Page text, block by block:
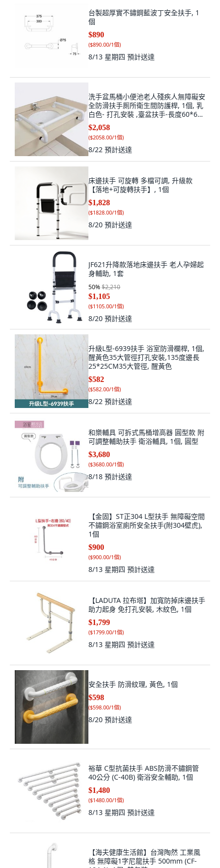
個
$890
($890.00/1個
8/13 星期四
全防滑扶手厠所衛生間防護桿, 1個, 乳
白色- 打孔安裝 ,臺盆扶手-長度60*68
懸掛固定, 乳白色
$2,058
($2058.00/1個
8/22預計送達
【落地+可旋轉扶手】, 1個
$1,828
($1828.00/1個
8/20預計送達
身輔助, 1套
50% $2,210
$1,105
($1105.00/1個
8/20預計送達
醒黃色35大管徑打孔安裝,135度邊長
25*25CM35大管徑, 醒黃色
$582
($582.00/1個
8/22預計送達
可調整輔助扶手 衛浴輔具, 1個, 圓型
$3,680
($3680.00/1個
8/18預計送達
不鏽鋼浴室廁所安全扶手(附304壁虎),
1個
$900
($900.00/1個
8/13 星期四
助力起身 免打孔安裝, 木紋色, 1個
$1,799
($1799.00/1個
8/13 星期四
$598
($598.00/1個
8/20預計送達
40公分 (C-40B) 衛浴安全輔助, 1個
$1,480
($1480.00/1個
8/13 星期四
格 無障礙1字尼龍扶手 500mm (CF-
104-1), 1個, 雙包裝